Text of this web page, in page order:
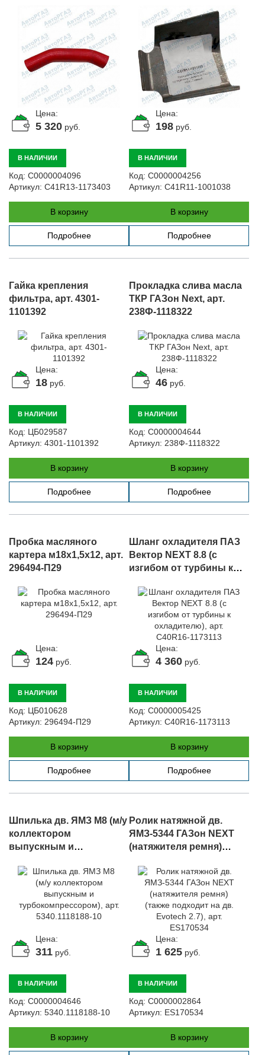
C41R13-1173403
Цена:
5 320 руб.
В НАЛИЧИИ
Код: С0000004096
Артикул: C41R13-1173403
В корзину
Подробнее
Цена:
198 руб.
В НАЛИЧИИ
Код: С0000004256
Артикул: C41R11-1001038
В корзину
Подробнее
Гайка крепления
фильтра, арт. 4301-
1101392
Цена:
18 руб.
В НАЛИЧИИ
Код: ЦБ029587
Артикул: 4301-1101392
В корзину
Подробнее
Прокладка слива масла
ТКР ГАЗон Next, арт.
238Ф-1118322
Цена:
46 руб.
В НАЛИЧИИ
Код: С0000004644
Артикул: 238Ф-1118322
В корзину
Подробнее
Пробка масляного
картера м18х1,5х12, арт.
296494-П29
Цена:
124 руб.
В НАЛИЧИИ
Код: ЦБ010628
Артикул: 296494-П29
В корзину
Подробнее
Шланг охладителя ПАЗ
Вектор NEXT 8.8 (с
изгибом от турбины к
C40R16-1173113
Цена:
4 360 руб.
В НАЛИЧИИ
Код: С0000005425
Артикул: C40R16-1173113
В корзину
Подробнее
Шпилька дв. ЯМЗ М8 (м/у
коллектором
выпускным и
арт. 5340.1118188-10
Цена:
311 руб.
В НАЛИЧИИ
Код: С0000004646
Артикул: 5340.1118188-10
В корзину
Ролик натяжной дв.
ЯМЗ-5344 ГАЗон NEXT
(натяжителя ремня)
Evotech 2.7), арт.
ES170534
Цена:
1 625 руб.
В НАЛИЧИИ
Код: С0000002864
Артикул: ES170534
В корзину